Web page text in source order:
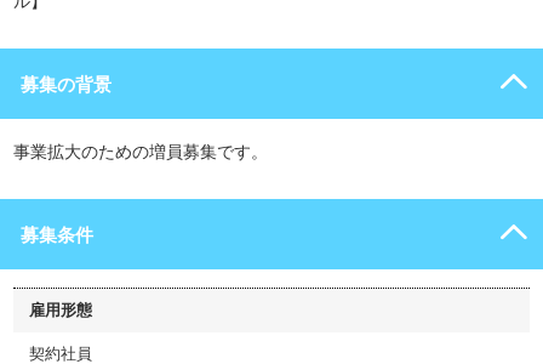
募集の背景
事業拡大のための増員募集です。
募集条件
雇用形態
契約社員